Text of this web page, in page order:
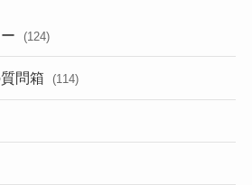
(124)
問箱 (114)